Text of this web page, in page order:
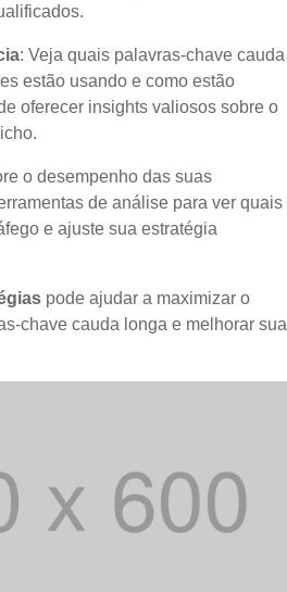
: Veja quais palavras-chave cauda
estão usando e como estão
oferecer insights valiosos sobre o
o desempenho das suas
de análise para ver quais
e ajuste sua estratégia
pode ajudar a maximizar o
chave cauda longa e melhorar sua